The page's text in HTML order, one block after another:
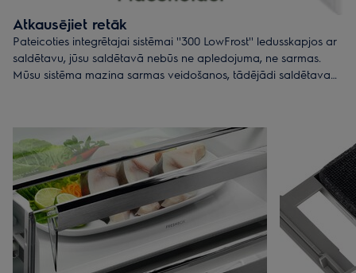
Atkausējiet retāk
Pateicoties integrētajai sistēmai ''300 LowFrost'' ledusskapjos ar
saldētavu, jūsu saldētavā nebūs ne apledojuma, ne sarmas.
Mūsu sistēma mazina sarmas veidošanos, tādējādi saldētava